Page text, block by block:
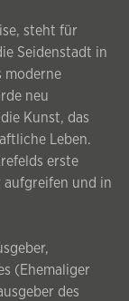
steht für
Seidenstadt in
moderne
neu
Kunst, das
Leben.
erste
aufgreifen und in
(Ehemaliger
des